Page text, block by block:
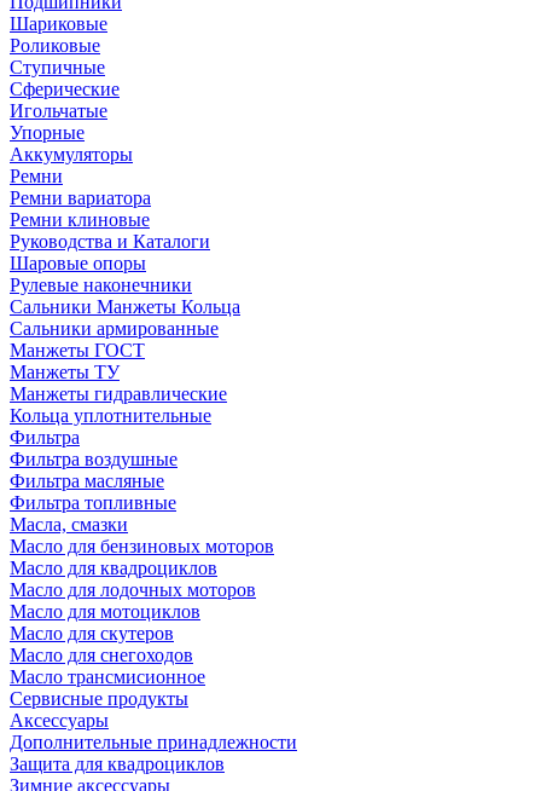
Шариковые
Роликовые
Ступичные
Сферические
Игольчатые
Упорные
Аккумуляторы
Ремни
Ремни вариатора
Ремни клиновые
Руководства и Каталоги
Шаровые опоры
Рулевые наконечники
Сальники Манжеты Кольца
Сальники армированные
Манжеты ГОСТ
Манжеты ТУ
Манжеты гидравлические
Кольца уплотнительные
Фильтра
Фильтра воздушные
Фильтра масляные
Фильтра топливные
Масла, смазки
Масло для бензиновых моторов
Масло для квадроциклов
Масло для лодочных моторов
Масло для мотоциклов
Масло для скутеров
Масло для снегоходов
Масло трансмисионное
Сервисные продукты
Аксессуары
Дополнительные принадлежности
Защита для квадроциклов
Зимние аксессуары